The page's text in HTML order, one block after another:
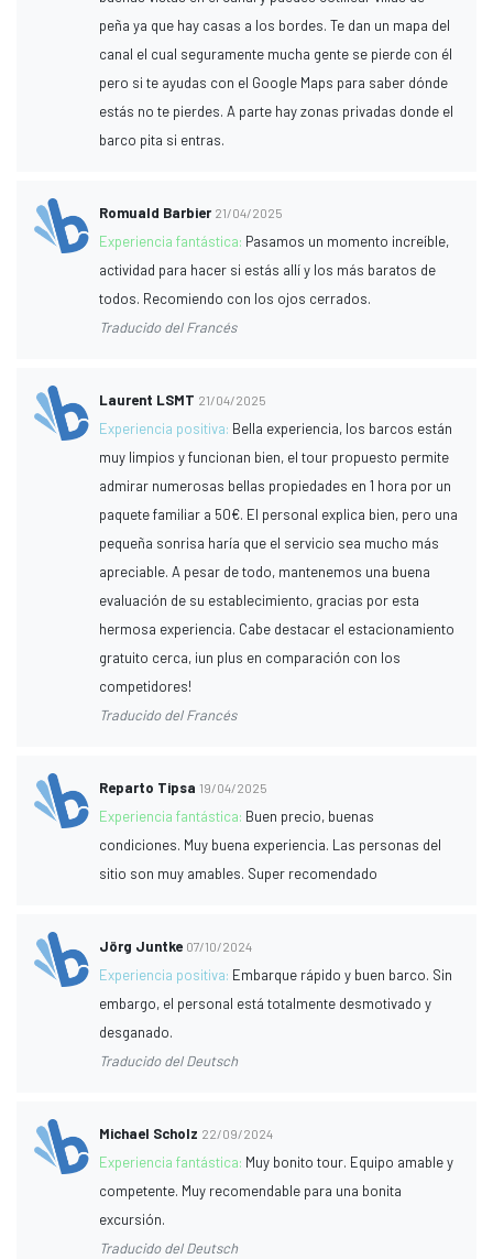
peña ya que hay casas a los bordes. Te dan un mapa del
canal el cual seguramente mucha gente se pierde con él
pero si te ayudas con el Google Maps para saber dónde
estás no te pierdes. A parte hay zonas privadas donde el
barco pita si entras.
Romuald Barbier 21/04/2025
Experiencia fantástica: Pasamos un momento increíble,
actividad para hacer si estás allí y los más baratos de
todos. Recomiendo con los ojos cerrados.
Traducido del Francés
Laurent LSMT 21/04/2025
Experiencia positiva: Bella experiencia, los barcos están
muy limpios y funcionan bien, el tour propuesto permite
admirar numerosas bellas propiedades en 1 hora por un
paquete familiar a 50€. El personal explica bien, pero una
pequeña sonrisa haría que el servicio sea mucho más
apreciable. A pesar de todo, mantenemos una buena
evaluación de su establecimiento, gracias por esta
hermosa experiencia. Cabe destacar el estacionamiento
gratuito cerca, ¡un plus en comparación con los
competidores!
Traducido del Francés
Reparto Tipsa 19/04/2025
Experiencia fantástica: Buen precio, buenas
condiciones. Muy buena experiencia. Las personas del
sitio son muy amables. Super recomendado
Jörg Juntke 07/10/2024
Experiencia positiva: Embarque rápido y buen barco. Sin
embargo, el personal está totalmente desmotivado y
desganado.
Traducido del Deutsch
Michael Scholz 22/09/2024
Experiencia fantástica: Muy bonito tour. Equipo amable y
competente. Muy recomendable para una bonita
excursión.
Traducido del Deutsch